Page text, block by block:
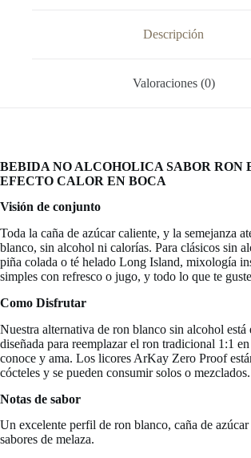
Descripción
Valoraciones (0)
BEBIDA NO ALCOHOLICA SABOR RON
EFECTO CALOR EN BOCA
Visión de conjunto
Toda la caña de azúcar caliente, y la semejanza
blanco, sin alcohol ni calorías. Para clásicos sin
piña colada o té helado Long Island, mixología
simples con refresco o jugo, y todo lo que te
Como Disfrutar
Nuestra alternativa de ron blanco sin alcohol está
diseñada para reemplazar el ron tradicional 1:1
conoce y ama. Los licores ArKay Zero Proof
cócteles y se pueden consumir solos o mezclados.
Notas de sabor
Un excelente perfil de ron blanco, caña de
sabores de melaza.